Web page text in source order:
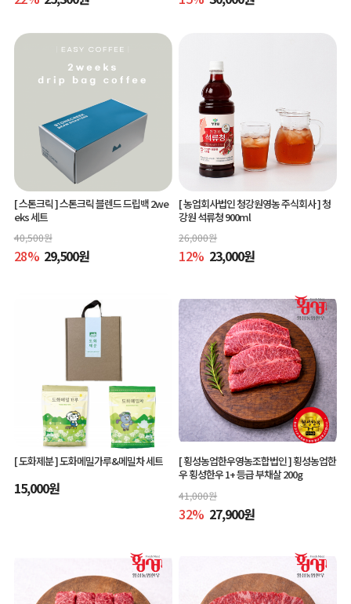
[ 스톤크릭 ]스톤크릭 블렌드 드립백 2we
eks 세트
40,500원
28% 29,500원
[ 농업회사법인 청강원영농 주식회사 ]청
강원 석류청 900ml
26,000원
12% 23,000원
[ 도화제분 ]도화메밀가루&메밀차 세트
15,000원
[ 횡성농업한우영농조합법인 ]횡성농업한
우 횡성한우 1+ 등급 부채살 200g
41,000원
32% 27,900원